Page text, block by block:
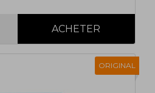
ORIGINAL